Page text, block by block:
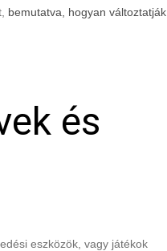
bemutatva, hogyan változtatják
és
eszközök, vagy játékok